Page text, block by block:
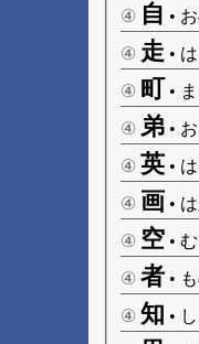
④ 自 •
④ 走 •
④ 町 •
④ 弟 •
④ 英 •
④ 画 •
④ 空 •
④ 者 •
④ 知 •